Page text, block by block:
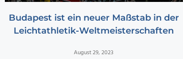
Budapest ist ein neuer Maßstab in der
Leichtathletik-Weltmeisterschaften
August 29, 2023